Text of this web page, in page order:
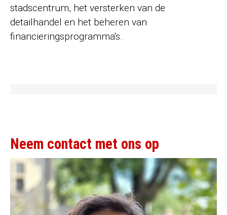
stadscentrum, het versterken van de
detailhandel en het beheren van
financieringsprogramma's.
Neem contact met ons op